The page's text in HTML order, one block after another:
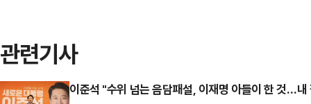
관련기사
이준석 "수위 넘는 음담패설, 이재명 아들이 한 것…